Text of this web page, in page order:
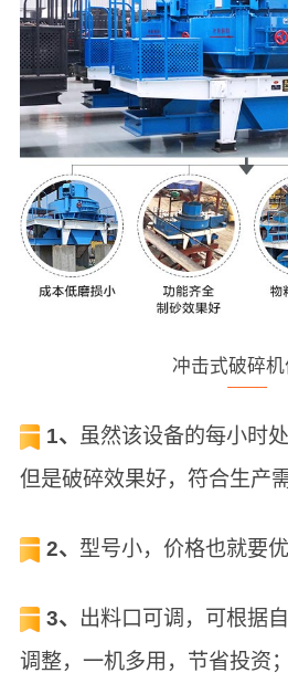
冲击式破碎
1、
虽然该设备的每小时
但是破碎效果好，符合生产需
2、 型号小，价格也就要优
3、
出料口可调，可根据
调整，一机多用，节省投资